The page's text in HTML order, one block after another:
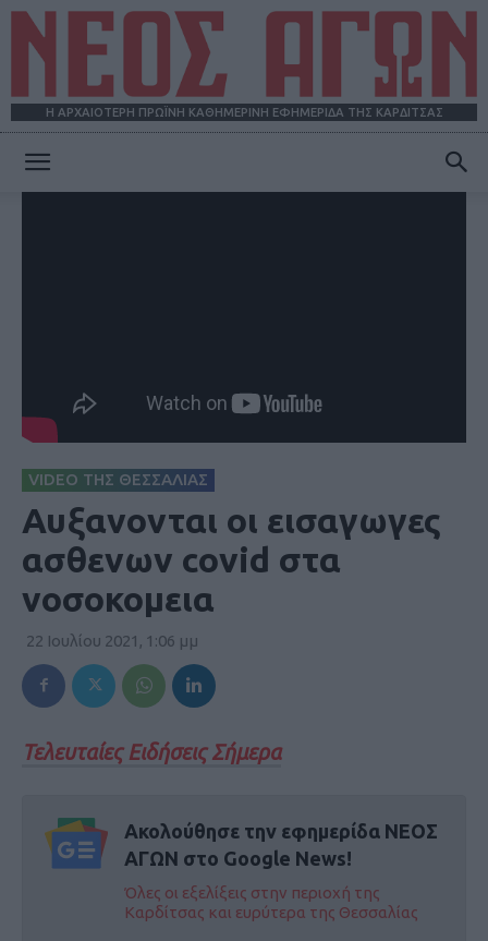
Η ΑΡΧΑΙΟΤΕΡΗ ΠΡΩΪΝΗ ΚΑΘΗΜΕΡΙΝΗ ΕΦΗΜΕΡΙΔΑ ΤΗΣ ΚΑΡΔΙΤΣΑΣ
VIDEO ΤΗΣ ΘΕΣΣΑΛΙΑΣ
Αυξανονται οι εισαγωγες
ασθενων covid στα
νοσοκομεια
22 Ιουλίου 2021, 1:06 μμ
Τελευταίες Ειδήσεις Σήμερα
Ακολούθησε την εφημερίδα ΝΕΟΣ
ΑΓΩΝ στο Google News!
Όλες οι εξελίξεις στην περιοχή της
Καρδίτσας και ευρύτερα της Θεσσαλίας